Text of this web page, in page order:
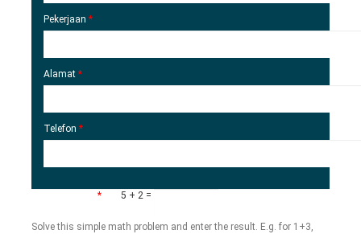
Pekerjaan*
Alamat*
Telefon*
Math question* 5 + 2 =
Solve this simple math problem and enter the result. E.g. for 1+3,